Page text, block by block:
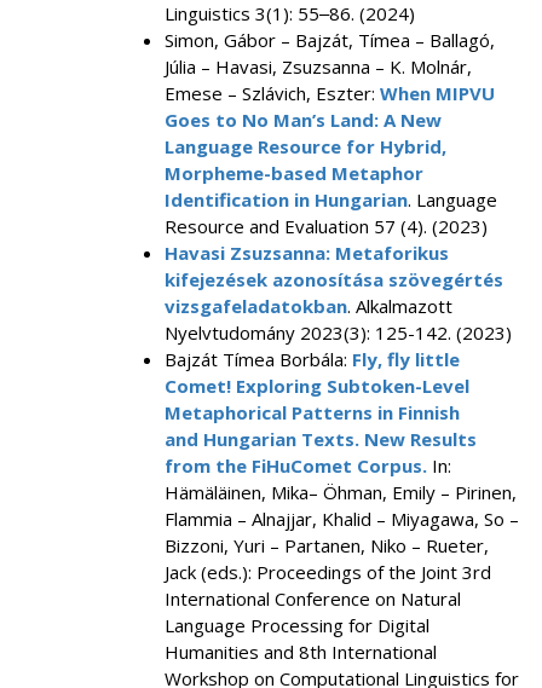
Linguistics 3(1): 55‒86. (2024)
Simon, Gábor – Bajzát, Tímea – Ballagó,
Júlia – Havasi, Zsuzsanna – K. Molnár,
Emese – Szlávich, Eszter: When MIPVU
Goes to No Man’s Land: A New
Language Resource for Hybrid,
Morpheme-based Metaphor
Identification in Hungarian. Language
Resource and Evaluation 57 (4). (2023)
Havasi Zsuzsanna: Metaforikus
kifejezések azonosítása szövegértés
vizsgafeladatokban. Alkalmazott
Nyelvtudomány 2023(3): 125-142. (2023)
Bajzát Tímea Borbála: Fly, fly little
Comet! Exploring Subtoken-Level
Metaphorical Patterns in Finnish
and Hungarian Texts. New Results
from the FiHuComet Corpus. In:
Hämäläinen, Mika– Öhman, Emily – Pirinen,
Flammia – Alnajjar, Khalid – Miyagawa, So –
Bizzoni, Yuri – Partanen, Niko – Rueter,
Jack (eds.): Proceedings of the Joint 3rd
International Conference on Natural
Language Processing for Digital
Humanities and 8th International
Workshop on Computational Linguistics for